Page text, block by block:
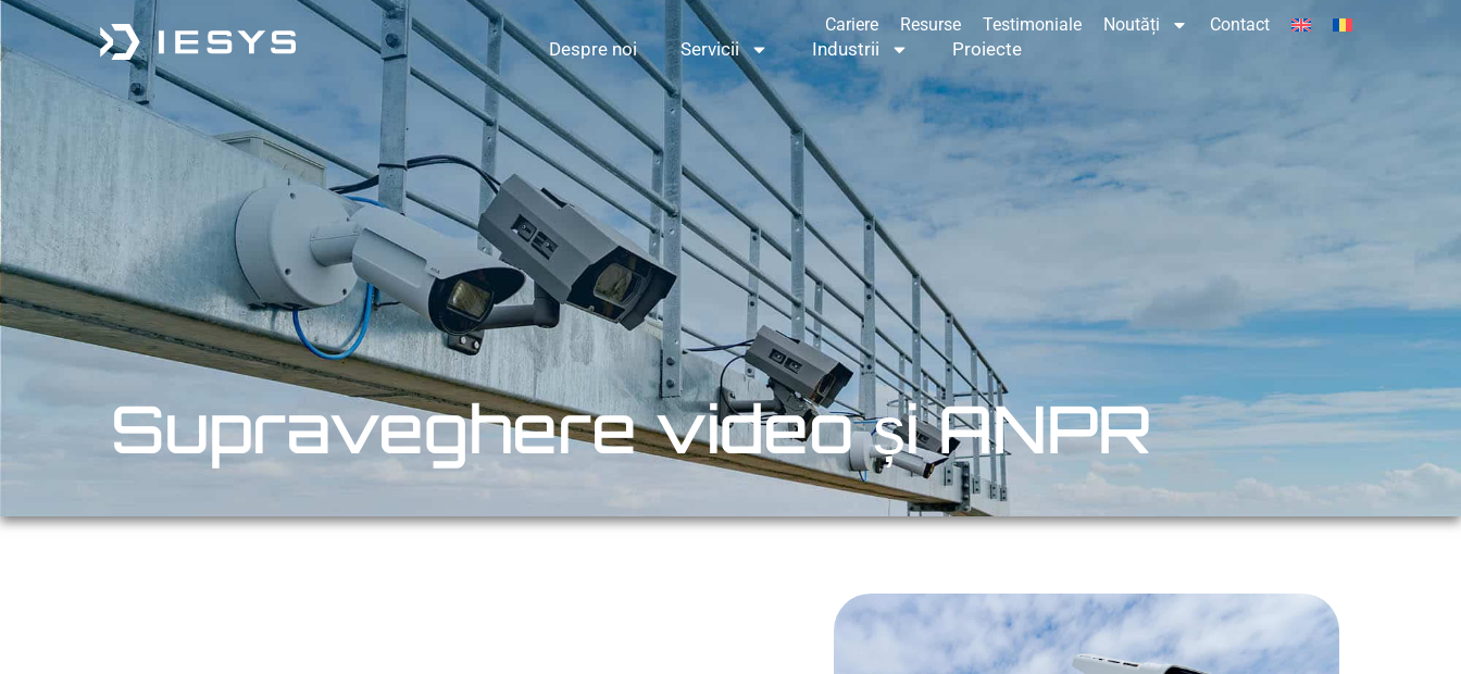
conținut Cariere Resurse Testimoniale Noutăți Contact
Despre noi Servicii Industrii
Proiecte
Despre noi
Servicii Industrii Proiecte
Supraveghere video și ANPR